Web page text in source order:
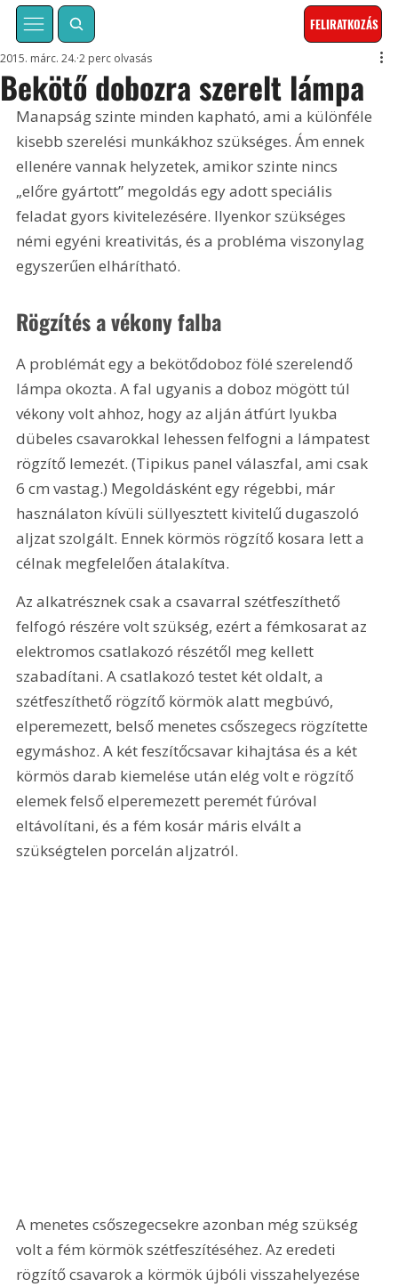
FELIRATKOZÁS
Bekötő dobozra szerelt lámpa
2015. márc. 24. 2 perc olvasás
Manapság szinte minden kapható, ami a különféle
kisebb szerelési munkákhoz szükséges. Ám ennek
ellenére vannak helyzetek, amikor szinte nincs
„előre gyártott” megoldás egy adott speciális
feladat gyors kivitelezésére. Ilyenkor szükséges
némi egyéni kreativitás, és a probléma viszonylag
egyszerűen elhárítható.
Rögzítés a vékony falba
A problémát egy a bekötődoboz fölé szerelendő
lámpa okozta. A fal ugyanis a doboz mögött túl
vékony volt ahhoz, hogy az alján átfúrt lyukba
dübeles csavarokkal lehessen felfogni a lámpatest
rögzítő lemezét. (Tipikus panel válaszfal, ami csak
6 cm vastag.) Megoldásként egy régebbi, már
használaton kívüli süllyesztett kivitelű dugaszoló
aljzat szolgált. Ennek körmös rögzítő kosara lett a
célnak megfelelően átalakítva.
Az alkatrésznek csak a csavarral szétfeszíthető
felfogó részére volt szükség, ezért a fémkosarat az
elektromos csatlakozó részétől meg kellett
szabadítani. A csatlakozó testet két oldalt, a
szétfeszíthető rögzítő körmök alatt megbúvó,
elperemezett, belső menetes csőszegecs rögzítette
egymáshoz. A két feszítőcsavar kihajtása és a két
körmös darab kiemelése után elég volt e rögzítő
elemek felső elperemezett peremét fúróval
eltávolítani, és a fém kosár máris elvált a
szükségtelen porcelán aljzatról.
A menetes csőszegecsekre azonban még szükség
volt a fém körmök szétfeszítéséhez. Az eredeti
rögzítő csavarok a körmök újbóli visszahelyezése